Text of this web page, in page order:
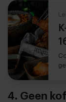
4. Geen